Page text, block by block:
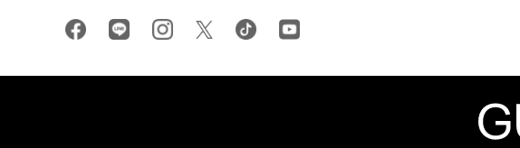
Facebook Instagram Twiiter tiktok youtube